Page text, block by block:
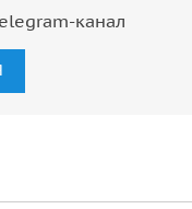
канал